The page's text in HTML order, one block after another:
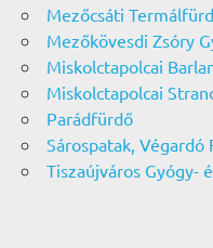
Mezőcsáti
Mezőkövesdi Zsóry
Miskolctapolcai
Miskolctapolcai
Parádfürdő
Sárospatak, Végardó
Tiszaújváros Gyógy-